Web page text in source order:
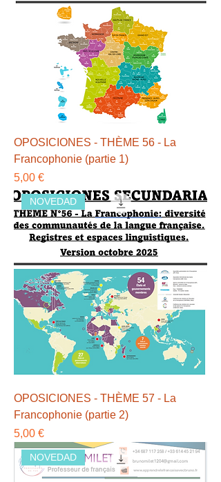
OPOSICIONES - THÈME 56 - La
Francophonie (partie 1)
Precio
5,00 €
NOVEDAD
OPOSICIONES - THÈME 57 - La
Francophonie (partie 2)
Precio
5,00 €
NOVEDAD